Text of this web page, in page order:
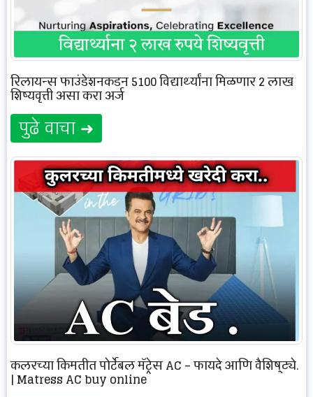
रिलायन्स फाउंडेशनकडून 5100 विद्यार्थ्यांना मिळणार 2 लाख
शिष्यवृत्ती असा करा अर्ज
पुढे वाचा ➜
कूलरच्या किमतीत पोर्टेबल मॅट्रेस AC – फायदे आणि वैशिष्ट्ये.
| Matress AC buy online